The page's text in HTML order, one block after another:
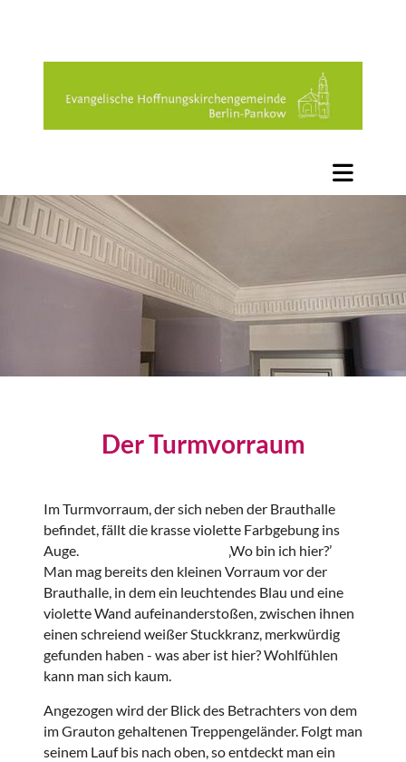
Der Turmvorraum
Im Turmvorraum, der sich neben der Brauthalle
befindet, fällt die krasse violette Farbgebung ins
Auge. ‚Wo bin ich hier?’
Man mag bereits den kleinen Vorraum vor der
Brauthalle, in dem ein leuchtendes Blau und eine
violette Wand aufeinanderstoßen, zwischen ihnen
einen schreiend weißer Stuckkranz, merkwürdig
gefunden haben - was aber ist hier? Wohlfühlen
kann man sich kaum.
Angezogen wird der Blick des Betrachters von dem
im Grauton gehaltenen Treppengeländer. Folgt man
seinem Lauf bis nach oben, so entdeckt man ein